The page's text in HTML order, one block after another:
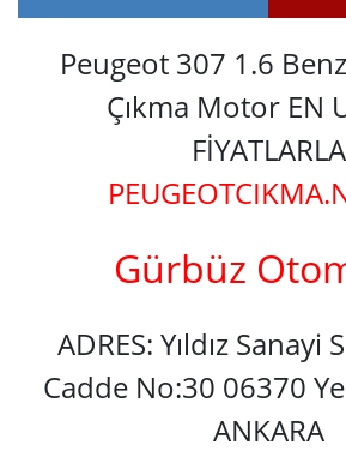
Peugeot 307 1.6
Çıkma Motor EN
FİYATLARLA
Gürbüz
ADRES: Yıldız Sanayi
Cadde No:30 06370
ANKARA